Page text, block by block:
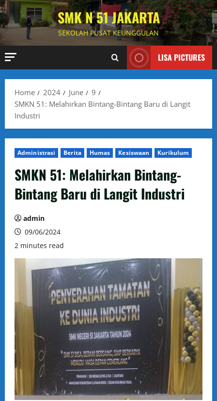
Skip
to
content
SMK N 51 JAKARTA
SEKOLAH PUSAT KEUNGGULAN
LISA PICTURES
Home 2024 June
9
SMKN 51: Melahirkan Bintang-Bintang Baru di Langit
Industri
Administrasi Berita Humas Kesiswaan Kurikulum
SMKN 51: Melahirkan Bintang-
Bintang Baru di Langit Industri
admin
09/06/2024
2 minutes read